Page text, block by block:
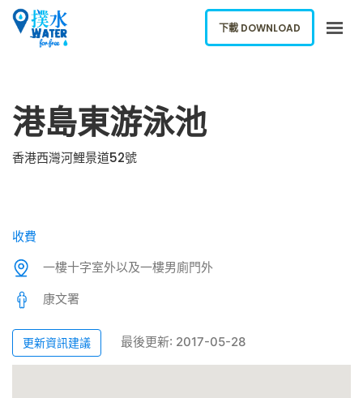
下載應用
港島東游泳池
香港西灣河鯉景道52號
收費
一樓十字室外以及一樓男廁門外
康文署
更新資訊建議 最後更新: 2017-05-28
下載 DOWNLOAD